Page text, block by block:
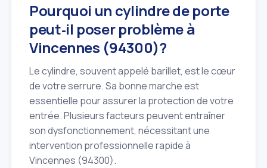
Pourquoi un cylindre de porte
peut‑il poser problème à
Vincennes (94300)?
Le cylindre, souvent appelé barillet, est le cœur
de votre serrure. Sa bonne marche est
essentielle pour assurer la protection de votre
entrée. Plusieurs facteurs peuvent entraîner
son dysfonctionnement, nécessitant une
intervention professionnelle rapide à
Vincennes (94300).